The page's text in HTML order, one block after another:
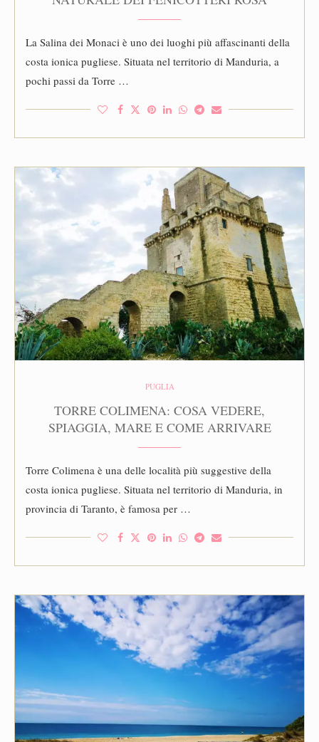
La Salina dei Monaci è uno dei luoghi più affascinanti della
costa ionica pugliese. Situata nel territorio di Manduria, a
pochi passi da Torre …
PUGLIA
TORRE COLIMENA: COSA VEDERE,
SPIAGGIA, MARE E COME ARRIVARE
Torre Colimena è una delle località più suggestive della
costa ionica pugliese. Situata nel territorio di Manduria, in
provincia di Taranto, è famosa per …